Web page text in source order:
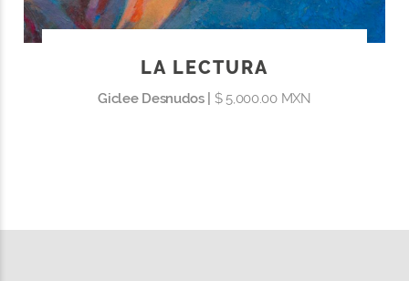
LA LECTURA
Giclee Desnudos | $ 5,000.00 MXN